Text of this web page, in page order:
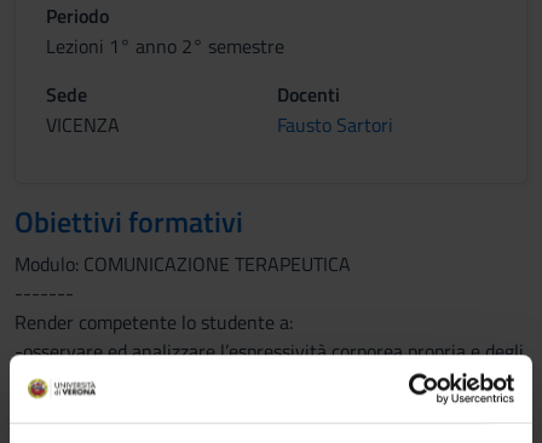
Periodo
Lezioni 1° anno 2° semestre
Sede
VICENZA
Docenti
Fausto Sartori
Obiettivi formativi
Modulo: COMUNICAZIONE TERAPEUTICA
-------
Render competente lo studente a:
-osservare ed analizzare l’espressività corporea propria e degli
altri.
-Esaminare e verbalizzare le caratteristiche quantitative e